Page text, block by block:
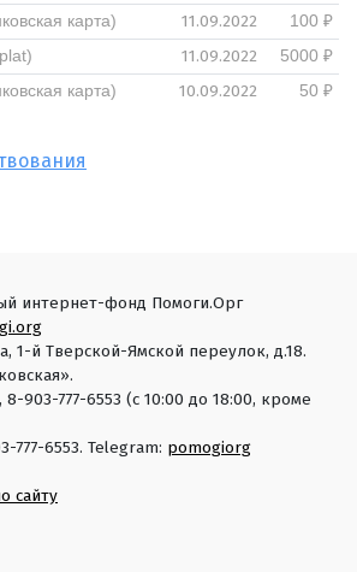
карта)
11.09.2022
100 ₽
11.09.2022
5000 ₽
карта)
10.09.2022 50 ₽
интернет-фонд Помоги.Орг
1-й Тверской-Ямской переулок, д.18.
903-777-6553 (с 10:00 до 18:00, кроме
777-6553. Telegram: pomogiorg
сайту